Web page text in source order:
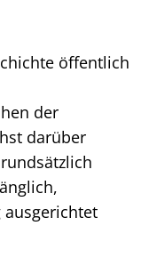
öffentlich
der
darüber